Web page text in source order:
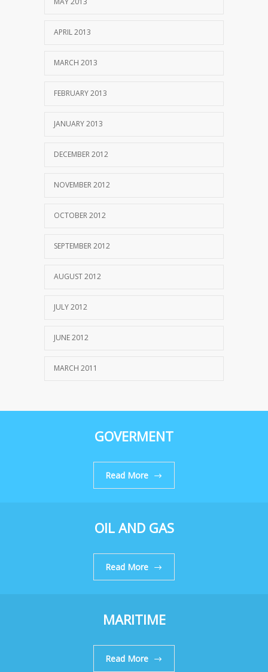
APRIL 2013
MARCH 2013
FEBRUARY 2013
JANUARY 2013
DECEMBER 2012
NOVEMBER 2012
OCTOBER 2012
SEPTEMBER 2012
AUGUST 2012
JULY 2012
JUNE 2012
MARCH 2011
GOVERMENT
Read More
OIL AND GAS
Read More
MARITIME
Read More